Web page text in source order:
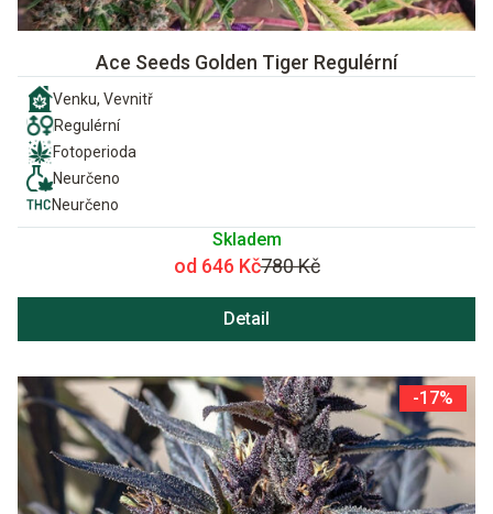
Ace Seeds Golden Tiger Regulérní
Venku, Vevnitř
Regulérní
Fotoperioda
Neurčeno
Neurčeno
Skladem
od 646 Kč780 Kč
Detail
-17%